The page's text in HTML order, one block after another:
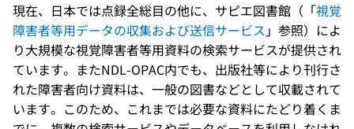
現在、日本では点録全総目の他に、サピエ図書館（「視覚
障害者等用データの収集および送信サービス 」参照）によ
り大規模な視覚障害者等用資料の検索サービスが提供され
ています。またNDL-OPAC内でも、出版社等により刊行さ
れた障害者向け資料は、一般の図書などとして収載されて
います。このため、これまでは必要な資料にたどり着くま